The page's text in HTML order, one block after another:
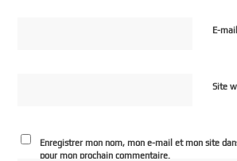
E-
Site
Enregistrer mon nom, mon e-mail et mon site
pour mon prochain commentaire.